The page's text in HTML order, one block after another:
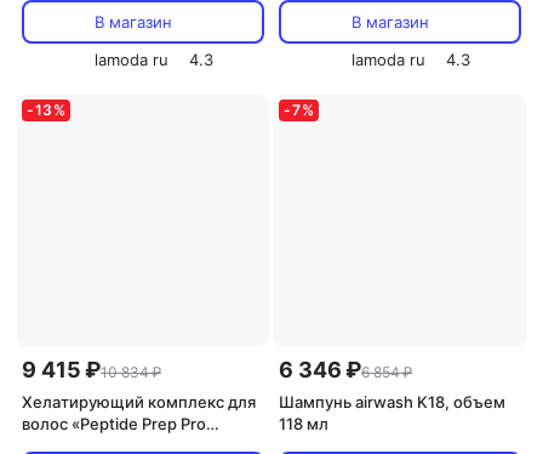
В магазин
lamoda ru
4.3
В магазин
lamoda ru
4.3
-13 %
9 415 ₽10 834 ₽
Хелатирующий комплекс для
волос «Peptide Prep Pro
-7%
6 346 ₽6 854 ₽
Шампунь airwash K18, объем
118 мл